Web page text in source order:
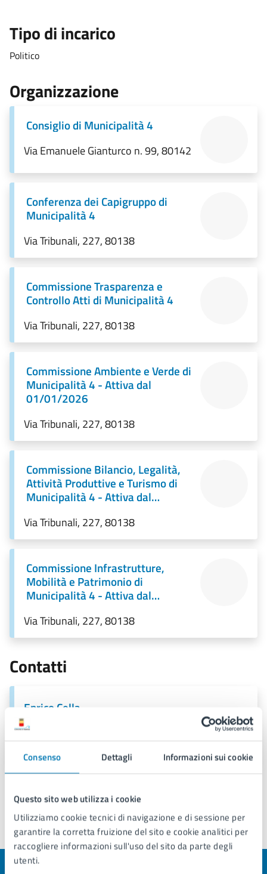
Consenso Dettagli Informazioni sui cookie
Questo sito web utilizza i cookie
Utilizziamo cookie tecnici di navigazione e di sessione per
garantire la corretta fruizione del sito e cookie analitici per
raccogliere informazioni sull'uso del sito da parte degli
utenti.
Tipo di incarico
Politico
Organizzazione
Consiglio di Municipalità 4
Via Emanuele Gianturco n. 99, 80142
Conferenza dei Capigruppo di
Municipalità 4
Via Tribunali, 227, 80138
Commissione Trasparenza e
Controllo Atti di Municipalità 4
Via Tribunali, 227, 80138
Commissione Ambiente e Verde di
Municipalità 4 - Attiva dal
01/01/2026
Via Tribunali, 227, 80138
Commissione Bilancio, Legalità,
Attività Produttive e Turismo di
Municipalità 4 - Attiva dal
Via Tribunali, 227, 80138
Commissione Infrastrutture,
Mobilità e Patrimonio di
Municipalità 4 - Attiva dal
Via Tribunali, 227, 80138
Contatti
Enrico Cella
PEC:
Ultimo aggiornamento:17/03/2026, 14:23